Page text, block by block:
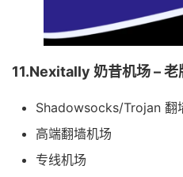
11.Nexitally 奶昔机场 – 老
Shadowsocks/Trojan 翻
高端翻墙机场
专线机场